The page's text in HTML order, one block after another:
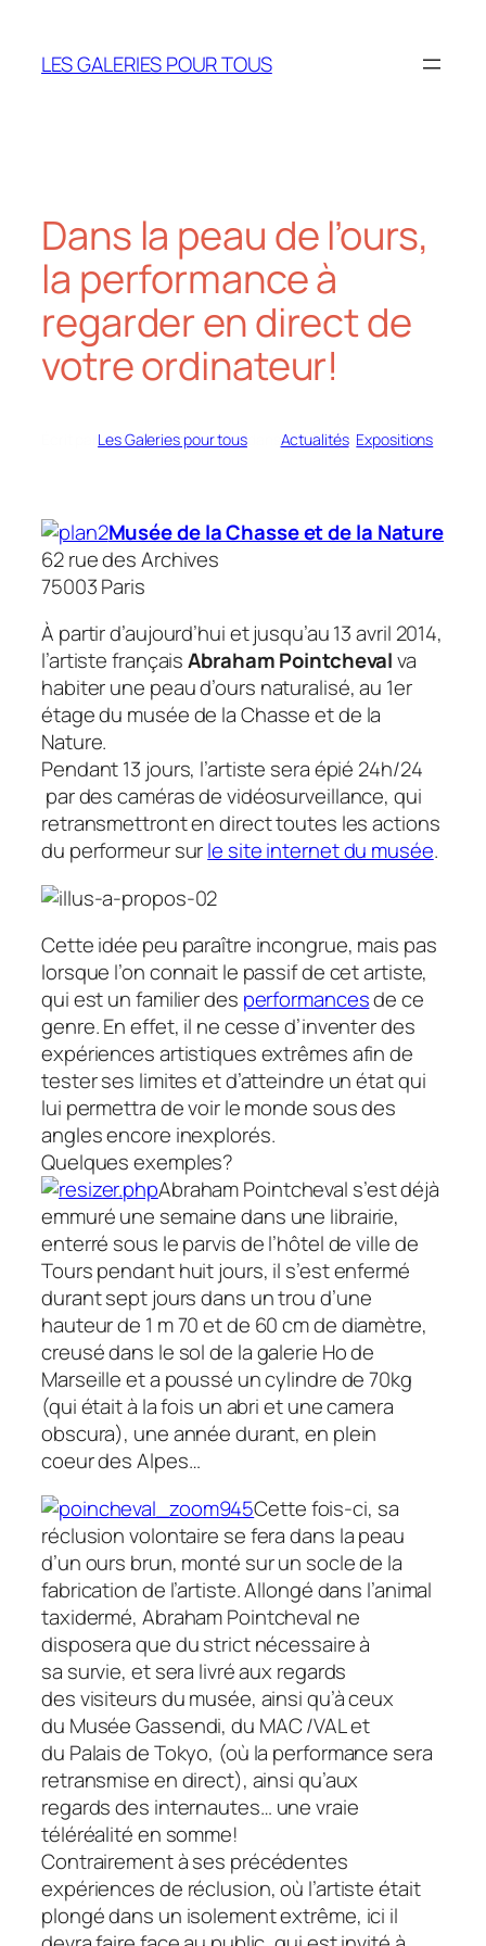
contenu
LES GALERIES POUR TOUS
Dans la peau de l’ours,
la performance à
regarder en direct de
votre ordinateur!
Les Galeries pour tousdans Actualités, Expositions
Musée de la Chasse et de la Nature
62 rue des Archives
75003 Paris
À partir d’aujourd’hui et jusqu’au 13 avril 2014,
l’artiste françaisAbraham Pointchevalva
habiter une peau d’ours naturalisé, au 1er
étage du musée de la Chasse et de la
Nature.
Pendant 13 jours, l’artiste sera épié 24h/24
par des caméras de vidéosurveillance, qui
retransmettront en direct toutes les actions
du performeur surle site internet du musée.
Cette idée peu paraître incongrue, mais pas
lorsque l’on connait le passif de cet artiste,
qui est un familier des performancesde ce
genre. En effet, il ne cesse d’inventer des
expériences artistiques extrêmes afin de
tester ses limites et d’atteindre un état qui
lui permettra de voir le monde sous des
angles encore inexplorés.
Quelques exemples?
Abraham Pointcheval s’est déjà
emmuré une semaine dans une librairie,
enterré sous le parvis de l’hôtel de ville de
Tours pendant huit jours, il s’estenfermé
durant sept joursdans un trou d’une
hauteur de 1 m 70 et de 60 cm de diamètre,
creusé dans le sol de la galerie Ho de
Marseille et a poussé un cylindre de 70kg
(qui était à la fois un abri et une camera
obscura), une année durant, en plein
coeur des Alpes…
Cette fois-ci, sa
réclusionvolontaire se fera dans la peau
d’un ours brun, monté sur un socle de la
fabrication de l’artiste. Allongé dans l’animal
taxidermé, Abraham Pointcheval ne
disposera que du strict nécessaire à
sa survie, et sera livré aux regards
des visiteurs du musée, ainsi qu’à ceux
du Musée Gassendi, du MAC /VAL et
du Palais de Tokyo, (où la performance sera
retransmise en direct), ainsi qu’aux
regardsdes internautes… une vraie
téléréalité en somme!
Contrairement à ses précédentes
expériences de réclusion, où l’artiste était
plongé dans un isolement extrême, ici il